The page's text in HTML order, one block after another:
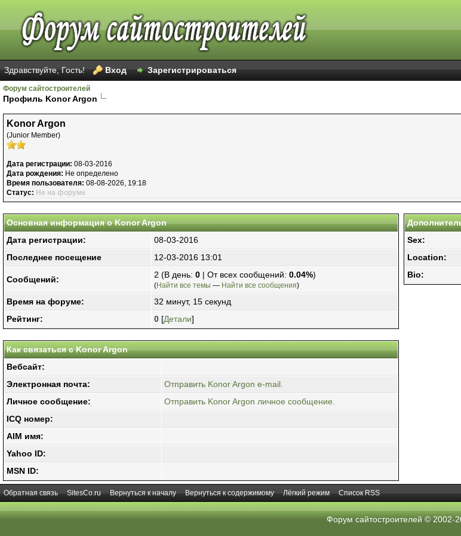
Здравствуйте, Гость! Вход Зарегистрироваться
Форум сайтостроителей
Профиль Konor Argon
Konor Argon
(Junior Member)
Дата регистрации: 08-03-2016
Дата рождения: Не определено
Время пользователя: 08-08-2026, 19:18
Статус: Не на форуме
Основная информация о Konor Argon
Дата регистрации:
08-03-2016
Последнее посещение
12-03-2016 13:01
Сообщений: 2 (В день: 0 | От всех сообщений: 0.04%)
(Найти все темы — Найти все сообщения)
Время на форуме:
32 минут, 15 секунд
Рейтинг:
0 [Детали]
Как связаться с Konor Argon
Вебсайт:
Электронная почта:
Отправить Konor Argon e-mail.
Личное сообщение:
Отправить Konor Argon личное сообщение.
ICQ номер:
AIM имя:
Yahoo ID:
MSN ID:
Sex:
Location:
Bio:
Обратная связь SitesCo.ru Вернуться к началу Вернуться к содержимому Лёгкий режим Список RSS
Форум сайтостроителей © 2002-